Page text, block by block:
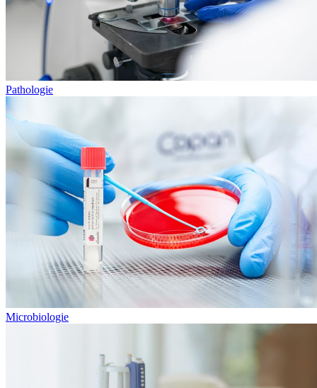
Pathologie
Microbiologie